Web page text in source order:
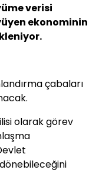
verisi
ekonominin
çabaları
olarak görev